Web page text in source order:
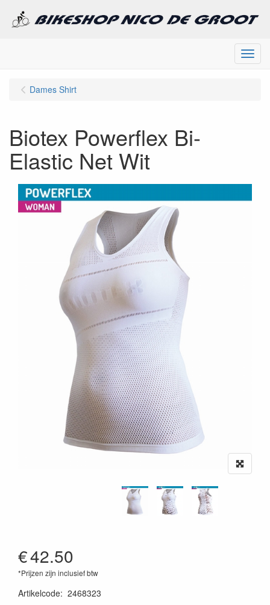
Menu
Dames Shirt
Biotex Powerflex Bi-
Elastic Net Wit
€42.50
*Prijzen zijn inclusief btw
Artikelcode: 2468323